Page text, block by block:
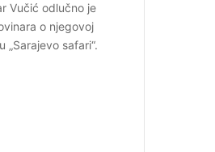
Vučić odlučno je
o njegovoj
„Sarajevo safari“.